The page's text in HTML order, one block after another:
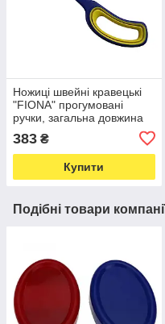
Ножиці швейні кравецькі
"FIONA" прогумовані
ручки, загальна довжина
383 ₴
Купити
Подібні товари